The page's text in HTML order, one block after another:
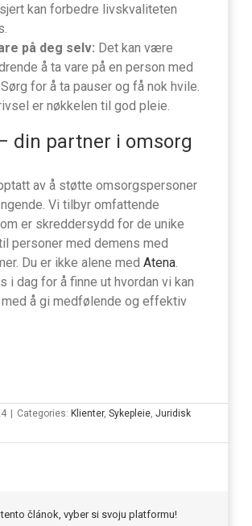
kan forbedre livskvaliteten
på deg selv: Det kan være
å ta vare på en person med
Sørg for å ta pauser og få nok hvile.
er nøkkelen til god pleie.
din partner i omsorg
av å støtte omsorgspersoner
Vi tilbyr omfattende
er skreddersydd for de unike
personer med demens med
Du er ikke alene med Atena.
i dag for å finne ut hvordan vi kan
med å gi medfølende og effektiv
Categories: Klienter, Sykepleie, Juridisk
článok, vyber si svoju platformu!